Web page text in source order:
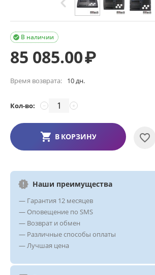
В наличии

85 085.00₽
Время возврата: 10 дн.
Кол-во: +
−
В КОРЗИНУ
Наши преимущества
— Гарантия 12 месяцев
— Оповещение по SMS
— Возврат и обмен
— Различные способы оплаты
— Лучшая цена